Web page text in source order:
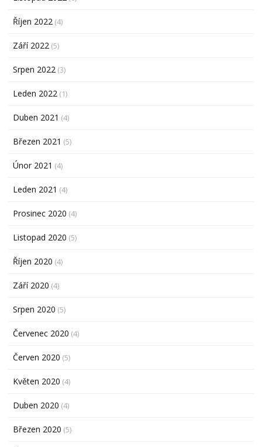
Říjen 2022 (4)
Září 2022 (5)
Srpen 2022 (3)
Leden 2022 (1)
Duben 2021 (4)
Březen 2021 (5)
Únor 2021 (4)
Leden 2021 (4)
Prosinec 2020 (4)
Listopad 2020 (5)
Říjen 2020 (4)
Září 2020 (4)
Srpen 2020 (5)
Červenec 2020 (4)
Červen 2020 (5)
Květen 2020 (4)
Duben 2020 (4)
Březen 2020 (5)